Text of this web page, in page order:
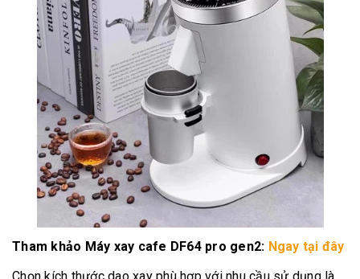
Tham khảo Máy xay cafe DF64 pro gen2: Ngay tại đây
Chọn kích thước dao xay phù hợp với nhu cầu sử dụng là